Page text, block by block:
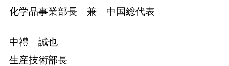
化学品事業部長 兼 中国総代表
中禮 誠也
生産技術部長